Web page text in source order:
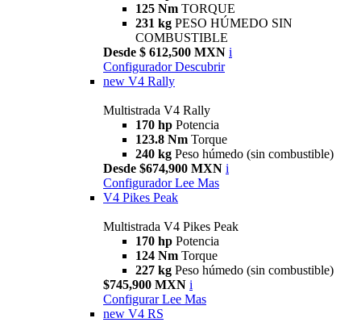
125 Nm TORQUE
231 kg PESO HÚMEDO SIN
COMBUSTIBLE
Desde $ 612,500 MXN i
Configurador Descubrir
new V4 Rally
Multistrada V4 Rally
170 hp Potencia
123.8 Nm Torque
240 kg Peso húmedo (sin combustible)
Desde $674,900 MXN i
Configurador Lee Mas
V4 Pikes Peak
Multistrada V4 Pikes Peak
170 hp Potencia
124 Nm Torque
227 kg Peso húmedo (sin combustible)
$745,900 MXN i
Configurar Lee Mas
new V4 RS